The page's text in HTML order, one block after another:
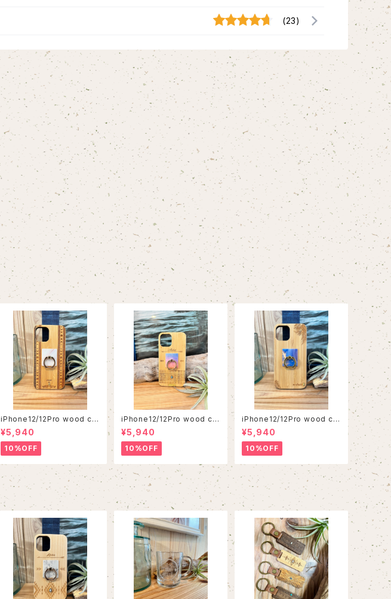
(23)
iPhone12/12Pro wood ca
se
¥5,940
10%OFF
iPhone12/12Pro wood ca
se
¥5,940
10%OFF
iPhone12/12Pro wood ca
se
¥5,940
10%OFF